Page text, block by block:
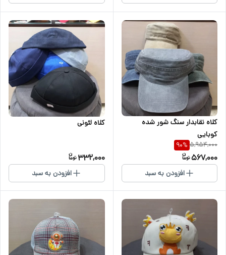
کلاه نقابدار سنگ شور شده
کوبایی
5,954,000
90%
567,000
افزودن به سبد
کلاه لئونی
332,000
افزودن به سبد